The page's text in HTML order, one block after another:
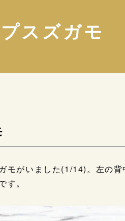
スズガモ
モがいました(1/14)。左の
す。